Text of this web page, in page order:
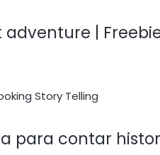
adventure |
para contar